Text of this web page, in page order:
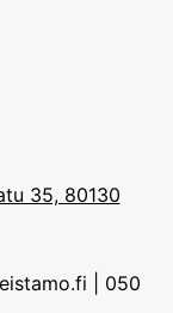
35, 80130
| 050